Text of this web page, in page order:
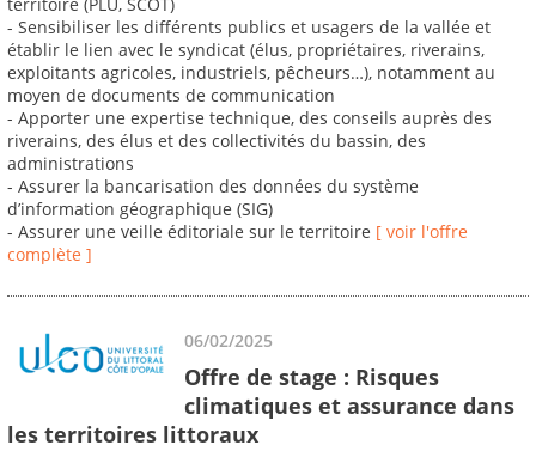
territoire (PLU, SCOT)
- Sensibiliser les différents publics et usagers de la vallée et
établir le lien avec le syndicat (élus, propriétaires, riverains,
exploitants agricoles, industriels, pêcheurs…), notamment au
moyen de documents de communication
- Apporter une expertise technique, des conseils auprès des
riverains, des élus et des collectivités du bassin, des
administrations
- Assurer la bancarisation des données du système
d’information géographique (SIG)
- Assurer une veille éditoriale sur le territoire [ voir l'offre
complète ]
06/02/2025
Offre de stage : Risques
climatiques et assurance dans
les territoires littoraux